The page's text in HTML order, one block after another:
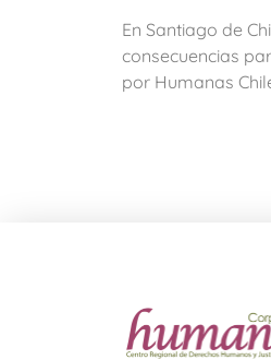
En Santiago de
consecuencias
por Humanas